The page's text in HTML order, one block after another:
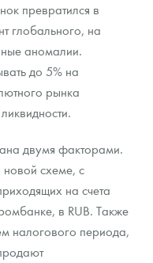
превратился в
глобального, на
аномалии.
до 5% на
рынка
двумя факторами.
схеме, с
на счета
в RUB. Также
налогового периода,